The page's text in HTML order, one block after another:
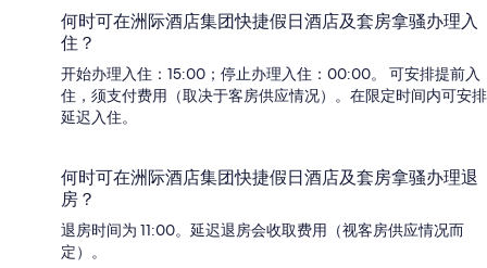
何时可在洲际酒店集团快捷假日酒店及套房拿骚办理入
住？
开始办理入住：15:00；停止办理入住：00:00。 可安排提前入
住，须支付费用（取决于客房供应情况）。在限定时间内可安排
延迟入住。
何时可在洲际酒店集团快捷假日酒店及套房拿骚办理退
房？
退房时间为 11:00。延迟退房会收取费用（视客房供应情况而
定）。